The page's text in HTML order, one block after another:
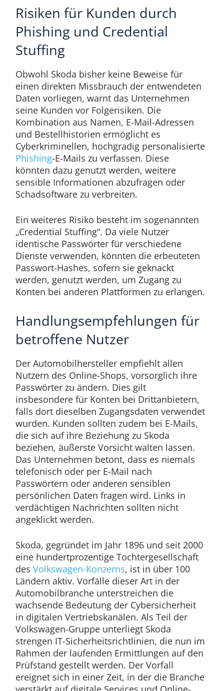
Risiken für Kunden durch
Phishing und Credential
Stuffing
Obwohl Skoda bisher keine Beweise für
einen direkten Missbrauch der entwendeten
Daten vorliegen, warnt das Unternehmen
seine Kunden vor Folgerisiken. Die
Kombination aus Namen, E-Mail-Adressen
und Bestellhistorien ermöglicht es
Cyberkriminellen, hochgradig personalisierte
Phishing-E-Mails zu verfassen. Diese
könnten dazu genutzt werden, weitere
sensible Informationen abzufragen oder
Schadsoftware zu verbreiten.
Ein weiteres Risiko besteht im sogenannten
„Credential Stuffing“. Da viele Nutzer
identische Passwörter für verschiedene
Dienste verwenden, könnten die erbeuteten
Passwort-Hashes, sofern sie geknackt
werden, genutzt werden, um Zugang zu
Konten bei anderen Plattformen zu erlangen.
Handlungsempfehlungen für
betroffene Nutzer
Der Automobilhersteller empfiehlt allen
Nutzern des Online-Shops, vorsorglich ihre
Passwörter zu ändern. Dies gilt
insbesondere für Konten bei Drittanbietern,
falls dort dieselben Zugangsdaten verwendet
wurden. Kunden sollten zudem bei E-Mails,
die sich auf ihre Beziehung zu Skoda
beziehen, äußerste Vorsicht walten lassen.
Das Unternehmen betont, dass es niemals
telefonisch oder per E-Mail nach
Passwörtern oder anderen sensiblen
persönlichen Daten fragen wird. Links in
verdächtigen Nachrichten sollten nicht
angeklickt werden.
Skoda, gegründet im Jahr 1896 und seit 2000
eine hundertprozentige Tochtergesellschaft
des Volkswagen-Konzerns, ist in über 100
Ländern aktiv. Vorfälle dieser Art in der
Automobilbranche unterstreichen die
wachsende Bedeutung der Cybersicherheit
in digitalen Vertriebskanälen. Als Teil der
Volkswagen-Gruppe unterliegt Skoda
strengen IT-Sicherheitsrichtlinien, die nun im
Rahmen der laufenden Ermittlungen auf den
Prüfstand gestellt werden. Der Vorfall
ereignet sich in einer Zeit, in der die Branche